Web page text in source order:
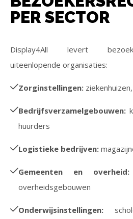
PER SECTOR
Display4All levert
uiteenlopende organisaties:
Zorginstellingen:
Bedrijfsverzamelgebouwen:
huurders
Logistieke bedrijven:
Gemeenten en overheid:
overheidsgebouwen
Onderwijsinstellingen: